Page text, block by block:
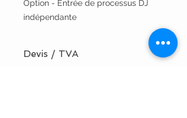
Option - Entrée de processus DJ
indépendante
Devis / TVA